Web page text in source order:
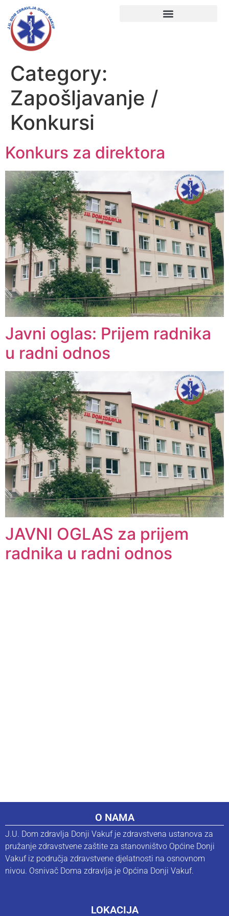
Category:
Zapošljavanje /
Konkursi
Konkurs za direktora
Javni oglas: Prijem radnika
u radni odnos
JAVNI OGLAS za prijem
radnika u radni odnos
O NAMA
J.U. Dom zdravlja Donji Vakuf je zdravstvena ustanova za
pružanje zdravstvene zaštite za stanovništvo Općine Donji
Vakuf iz područja zdravstvene djelatnosti na osnovnom
nivou. Osnivač Doma zdravlja je Općina Donji Vakuf.
LOKACIJA